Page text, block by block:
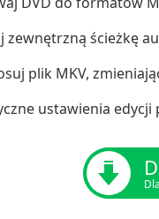
zewnętrzną ścieżkę
plik MKV,
ustawienia